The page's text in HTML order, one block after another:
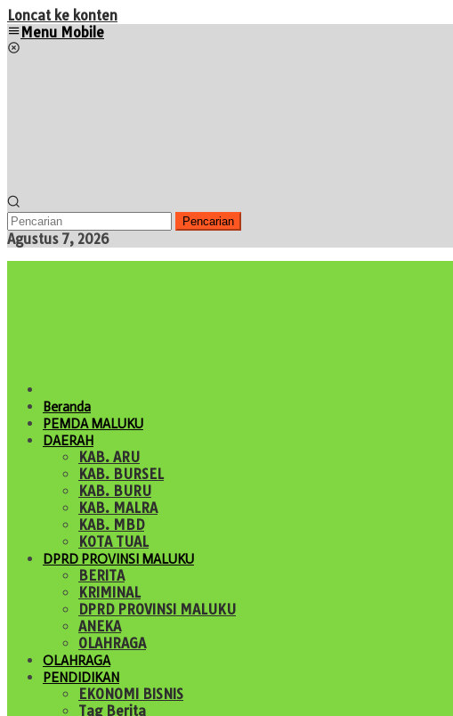
Loncat ke konten
Menu Mobile
Pencarian
Agustus 7, 2026
Beranda
PEMDA MALUKU
DAERAH
KAB. ARU
KAB. BURSEL
KAB. BURU
KAB. MALRA
KAB. MBD
KOTA TUAL
DPRD PROVINSI MALUKU
BERITA
KRIMINAL
DPRD PROVINSI MALUKU
ANEKA
OLAHRAGA
OLAHRAGA
PENDIDIKAN
EKONOMI BISNIS
Tag Berita